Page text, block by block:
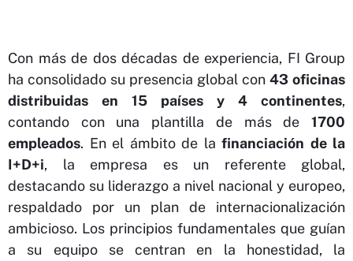
Con más de dos décadas de experiencia, FI Group
ha consolidado su presencia global con 43 oficinas
distribuidas en 15 países y 4 continentes,
contando con una plantilla de más de 1700
empleados. En el ámbito de la financiación de la
I+D+i, la empresa es un referente global,
destacando su liderazgo a nivel nacional y europeo,
respaldado por un plan de internacionalización
ambicioso. Los principios fundamentales que guían
a su equipo se centran en la honestidad, la